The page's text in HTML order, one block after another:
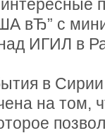
вЂ” с
ИГИЛ в
в
на том,